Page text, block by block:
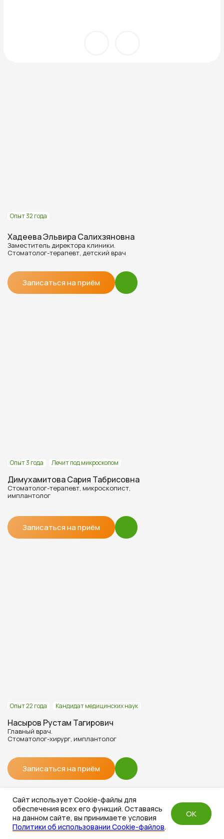
Хадеева Эльвира Салихзяновна
Заместитель директора клиники.
Стоматолог-терапевт, детский врач
Записаться на приём
Опыт 32 года
Димухамитова Сария Табрисовна
Стоматолог-терапевт, микроскопист,
имплантолог
Записаться на приём
Лечит под микроскопом
Опыт 3 года
Насыров Рустам Тагирович
Главный врач.
Стоматолог-хирург, имплантолог
Записаться на приём
Кандидат медицинских наук
Опыт 22 года
Сайт использует Cookie-файлы для
обеспечения всех его функций. Оставаясь
на данном сайте, вы принимаете условия
Политики об использовании Cookie-файлов.
OK